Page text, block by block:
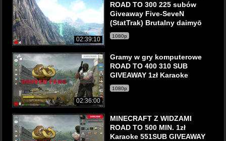
02:39:10
ROAD TO 300 225 subów
Giveaway Five-SeveN
(StatTrak) Brutalny daimyō
1080p
02:36:00
Gramy w gry komputerowe
ROAD TO 400 310 SUB
GIVEAWAY 1zł Karaoke
1080p
MINECRAFT Z WIDZAMI
ROAD TO 500 MIN. 1zł
Karaoke 551SUB GIVEAWAY